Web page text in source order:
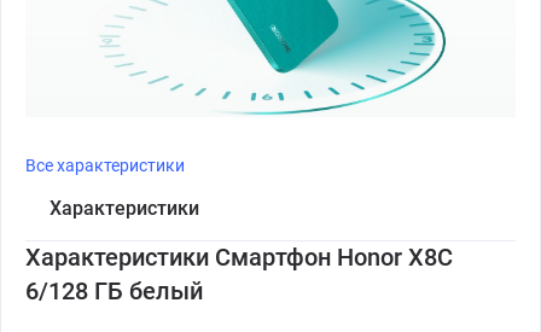
Все характеристики
Характеристики
Характеристики Смартфон Honor X8C
6/128 ГБ белый